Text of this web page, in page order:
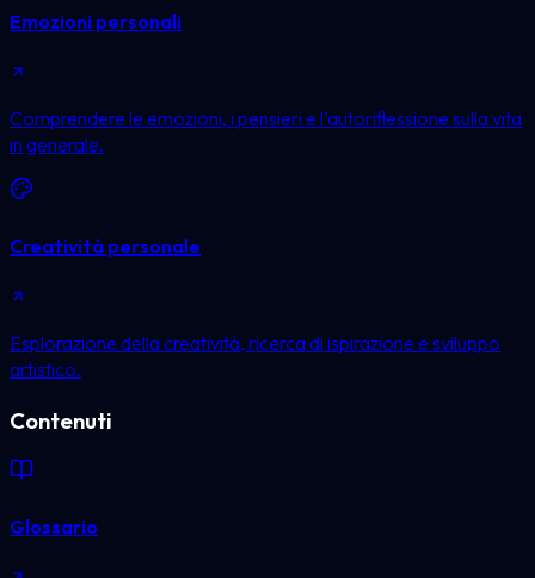
Emozioni personali
Comprendere le emozioni, i pensieri e l’autoriflessione sulla vita
in generale.
Creatività personale
Esplorazione della creatività, ricerca di ispirazione e sviluppo
artistico.
Contenuti
Glossario